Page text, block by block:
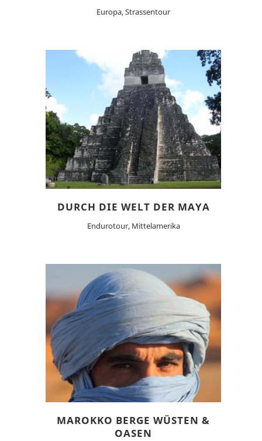
Europa, Strassentour
DURCH DIE WELT DER MAYA
Endurotour, Mittelamerika
MAROKKO BERGE WÜSTEN &
OASEN